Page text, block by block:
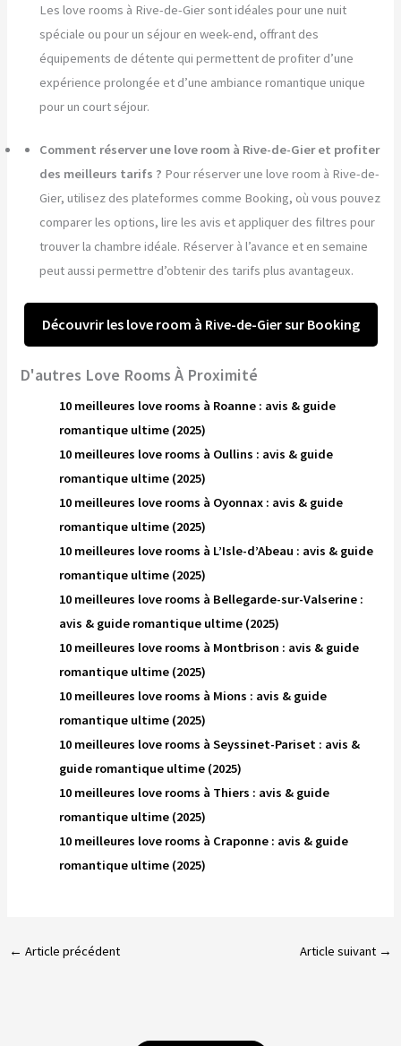
Les love rooms à Rive-de-Gier sont idéales pour une nuit
spéciale ou pour un séjour en week-end, offrant des
équipements de détente qui permettent de profiter d’une
expérience prolongée et d’une ambiance romantique unique
pour un court séjour.
Comment réserver une love room à Rive-de-Gier et profiter
des meilleurs tarifs ? Pour réserver une love room à Rive-de-
Gier, utilisez des plateformes comme Booking, où vous pouvez
comparer les options, lire les avis et appliquer des filtres pour
trouver la chambre idéale. Réserver à l’avance et en semaine
peut aussi permettre d’obtenir des tarifs plus avantageux.
Découvrir les love room à Rive-de-Gier sur Booking
D'autres Love Rooms À Proximité
10 meilleures love rooms à Roanne : avis & guide
romantique ultime (2025)
10 meilleures love rooms à Oullins : avis & guide
romantique ultime (2025)
10 meilleures love rooms à Oyonnax : avis & guide
romantique ultime (2025)
10 meilleures love rooms à L’Isle-d’Abeau : avis & guide
romantique ultime (2025)
10 meilleures love rooms à Bellegarde-sur-Valserine :
avis & guide romantique ultime (2025)
10 meilleures love rooms à Montbrison : avis & guide
romantique ultime (2025)
10 meilleures love rooms à Mions : avis & guide
romantique ultime (2025)
10 meilleures love rooms à Seyssinet-Pariset : avis &
guide romantique ultime (2025)
10 meilleures love rooms à Thiers : avis & guide
romantique ultime (2025)
10 meilleures love rooms à Craponne : avis & guide
romantique ultime (2025)
← Article précédent Article suivant →